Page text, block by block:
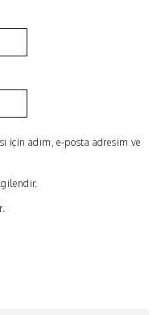
için adım, e-posta adresim ve